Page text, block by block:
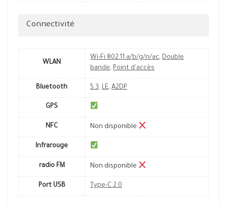
Connectivité
WLAN
Wi-Fi 802.11 a/b/g/n/ac, Double
bande, Point d'accès
Bluetooth 5.3, LE, A2DP
GPS
NFC Non disponible
Infrarouge
radio FM Non disponible
Port USB Type-C 2.0